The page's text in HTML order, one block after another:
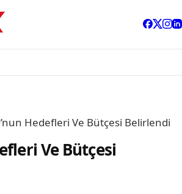
Hedefleri Ve Bütçesi Belirlendi
Ve Bütçesi